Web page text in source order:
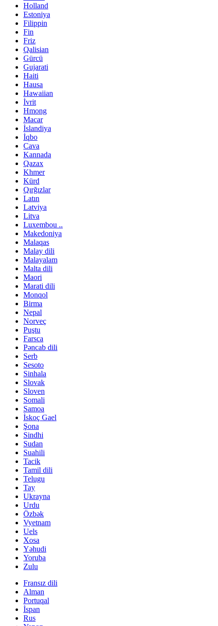
Holland
Estoniya
Filippin
Fin
Friz
Qalisian
Gürcü
Gujarati
Haiti
Hausa
Hawaiian
İvrit
Hmong
Macar
İslandiya
İqbo
Cava
Kannada
Qazax
Khmer
Kürd
Qırğızlar
Latın
Latviya
Litva
Luxembou ..
Makedoniya
Malaqas
Malay dili
Malayalam
Malta dili
Maori
Marati dili
Monqol
Birma
Nepal
Norveç
Puştu
Farsca
Pəncab dili
Serb
Sesoto
Sinhala
Slovak
Sloven
Somali
Samoa
İskoç Gael
Şona
Sindhi
Sudan
Suahili
Tacik
Tamil dili
Telugu
Tay
Ukrayna
Urdu
Özbək
Vyetnam
Uels
Xosa
Yəhudi
Yoruba
Zulu
Fransız dili
Alman
Portuqal
İspan
Rus